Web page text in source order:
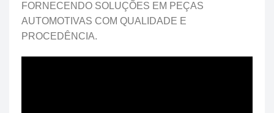
FORNECENDO SOLUÇÕES EM PEÇAS
AUTOMOTIVAS COM QUALIDADE E
PROCEDÊNCIA.